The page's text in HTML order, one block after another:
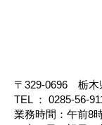
〒329-0696 栃木
TEL ： 0285-56-
業務時間：午前8